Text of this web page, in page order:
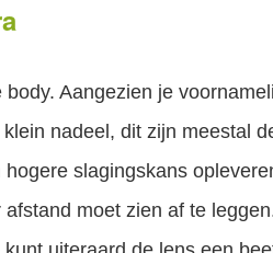
Aangezien je
nadeel, dit zijn meestal
slagingskans
moet zien af te